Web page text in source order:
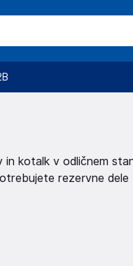
kotalk v odličnem
rezervne dele